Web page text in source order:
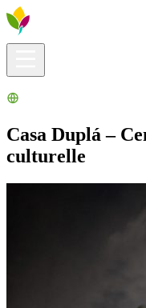
Casa Duplá –
culturelle